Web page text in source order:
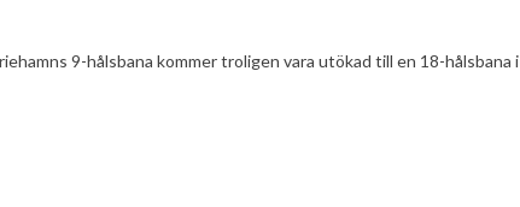
9-hålsbana kommer troligen vara utökad till en 18-hålsbana i